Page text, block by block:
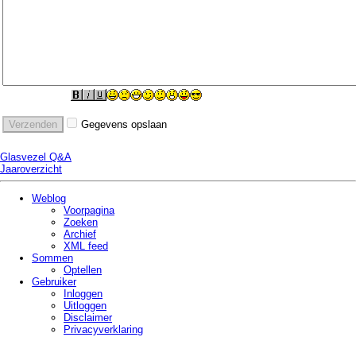
Gegevens opslaan
Glasvezel Q&A
Jaaroverzicht
Weblog
Voorpagina
Zoeken
Archief
XML feed
Sommen
Optellen
Gebruiker
Inloggen
Uitloggen
Disclaimer
Privacy­verklaring